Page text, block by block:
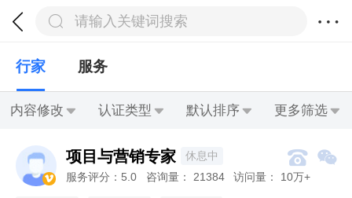
 
 请输入关键词搜索
行家 服务
内容修改  认证类型  默认排序  更多筛选 

项目与营销专家 休息中  
服务评分： 5.0 咨询量： 21384 访问量： 10万+